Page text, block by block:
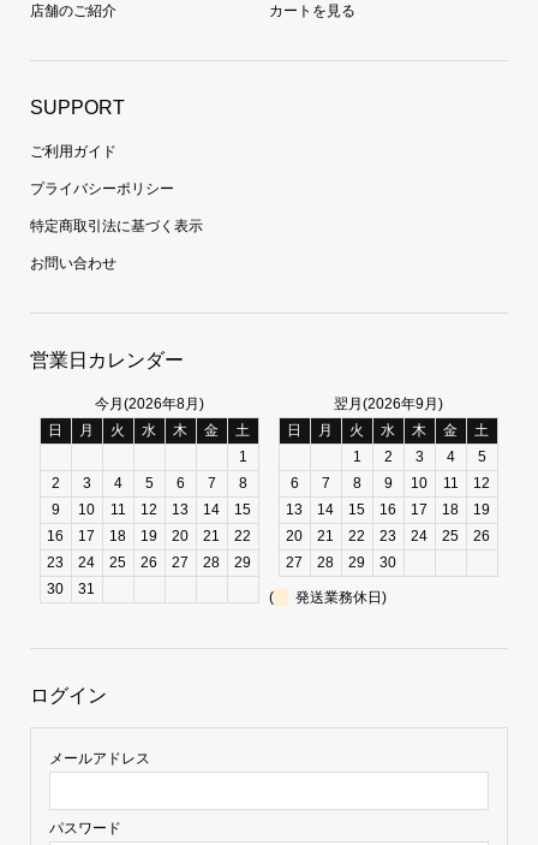
店舗のご紹介 カートを見る
SUPPORT
ご利用ガイド
プライバシーポリシー
特定商取引法に基づく表示
お問い合わせ
営業日カレンダー
今月(2026年8月)
日
月 火 水 木 金
土
1
2
3 4 5 6 7
8
9
10 11 12 13 14
15
16
17 18 19 20 21
22
23
24 25 26 27 28
29
30
31
翌月(2026年9月)
日
月 火 水 木 金
土
1
2 3 4
5
6
7 8 9 10 11
12
13
14 15 16 17 18
19
20
21 22 23 24 25
26
27
28 29 30
( 発送業務休日)
ログイン
メールアドレス
パスワード